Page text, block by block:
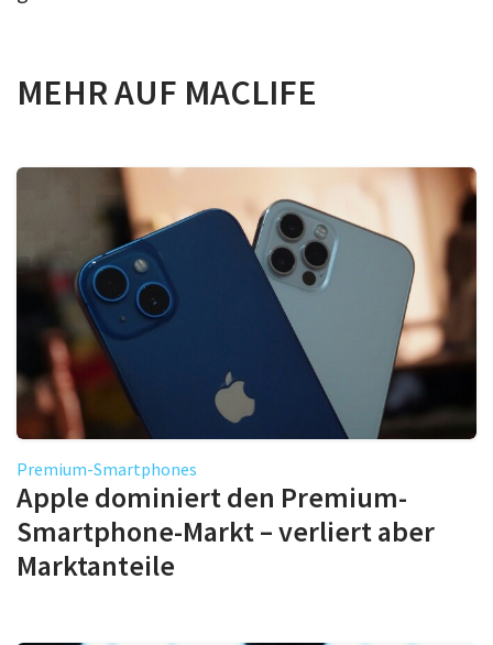
MEHR AUF MACLIFE
Premium-Smartphones
Apple dominiert den Premium-
Smartphone-Markt – verliert aber
Marktanteile